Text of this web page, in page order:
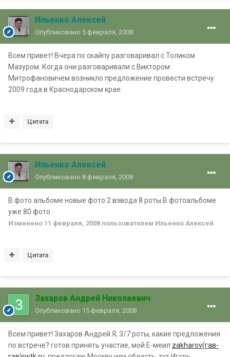
Ильенко Алексей
Опубликовано 5 февраля, 2008
Всем привет! Вчера по скайпу разговаривал с Толиком
Мазуром. Когда они разговаривали с Виктором
Митрофановичем возникло предложение провести встречу
2009 года в Краснодарском крае.
Цитата
Ильенко Алексей
Опубликовано 8 февраля, 2008
В фото альбоме новые фото 2 взвода 8 роты.В фотоальбоме
уже 80 фото.
Изменено 11 февраля, 2008 пользователем Ильенко Алексей
Цитата
Захаров Андрей Николаевич
Опубликовано 15 февраля, 2008
Всем привет! Захаров Андрей Я, 3/7 роты, какие предложения
по встрече? готов принять участие, мой Е-меил zakharov(гав-